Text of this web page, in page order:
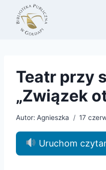
Przejdź
treści
Teatr przy
„Związek
Autor: Agnieszka 17
Uruchom